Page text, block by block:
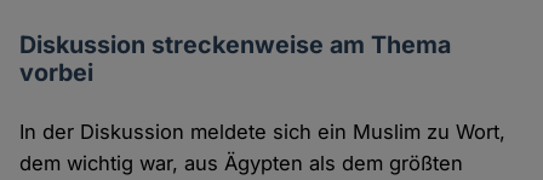
Diskussion streckenweise am Thema
vorbei
In der Diskussion meldete sich ein Muslim zu Wort,
dem wichtig war, aus Ägypten als dem größten